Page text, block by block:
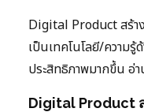
Digital Product สร้า
เป็นเทคโนโลยี/ความ
ประสิทธิภาพมากขึ้น อ่
Digital Product